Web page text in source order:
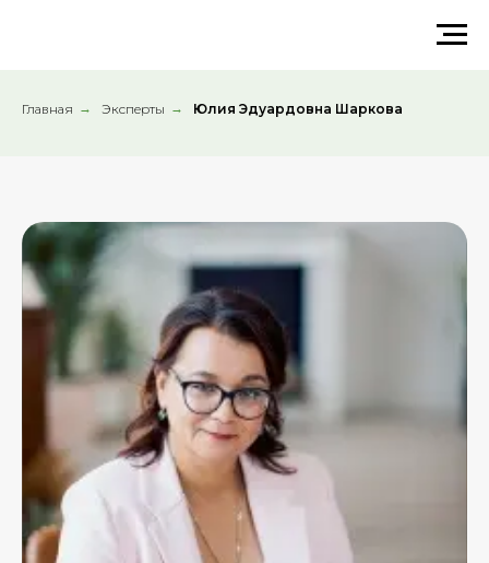
Главная → Эксперты → Юлия Эдуардовна Шаркова